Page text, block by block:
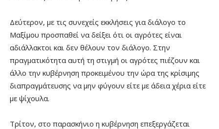
Δεύτερον, με τις συνεχείς εκκλήσεις για διάλογο το
Μαξίμου προσπαθεί να δείξει ότι οι αγρότες είναι
αδιάλλακτοι και δεν θέλουν τον διάλογο. Στην
πραγματικότητα αυτή τη στιγμή οι αγρότες πιέζουν και
άλλο την κυβέρνηση προκειμένου την ώρα της κρίσιμης
διαπραγμάτευσης να μην φύγουν είτε με άδεια χέρια είτε
με ψίχουλα.
Τρίτον, στο παρασκήνιο η κυβέρνηση επεξεργάζεται